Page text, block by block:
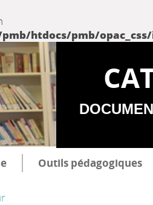
htdocs/pmb/
Outils pédagogiques